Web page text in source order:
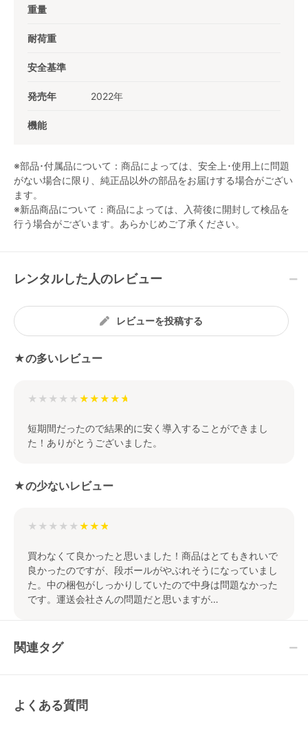
重量
耐荷重
安全基準
発売年 2022年
機能
※部品･付属品について：商品によっては、安全上･使用上に問題
がない場合に限り、純正品以外の部品をお届けする場合がござい
ます。
※新品商品について：商品によっては、入荷後に開封して検品を
行う場合がございます。あらかじめご了承ください。
レンタルした人のレビュー
レビューを投稿する
★の多いレビュー
★★★★★
短期間だったので結果的に安く導入することができまし
た！ありがとうございました。
★の少ないレビュー
★★★★★
買わなくて良かったと思いました！商品はとてもきれいで
良かったのですが、段ボールがやぶれそうになっていまし
た。中の梱包がしっかりしていたので中身は問題なかった
です。運送会社さんの問題だと思いますが…
関連タグ
よくある質問